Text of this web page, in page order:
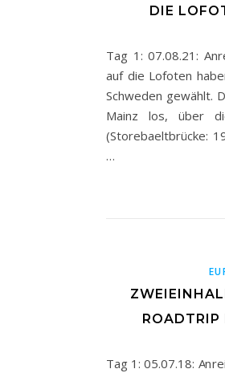
DIE
Tag 1: 07.08.21:
auf die Lofoten
Schweden gewählt.
Mainz los, über
(Storebaeltbrücke:
…
ROADTRIP
Tag 1: 05.07.18: